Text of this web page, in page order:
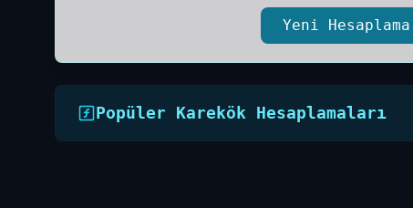
Yeni Hesaplama
Popüler Karekök Hesaplamaları